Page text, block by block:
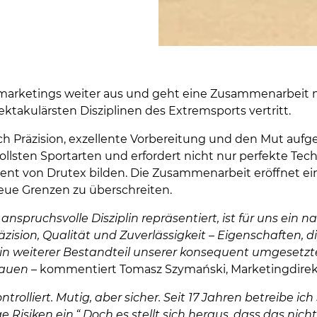
weiter aus und geht eine Zusammenarbeit
Disziplinen des Extremsports vertritt.
Präzision, exzellente Vorbereitung und den Mut
Sportarten und erfordert nicht nur perfekte
von Drutex bilden. Die Zusammenarbeit eröffnet
Grenzen zu überschreiten.
Disziplin repräsentiert, ist für uns ein
Qualität und Zuverlässigkeit –
weiterer Bestandteil unserer konsequent
– kommentiert Tomasz Szymański,
Mutig, aber sicher. Seit 17 Jahren betreibe
ein.“ Doch es stellt sich heraus, dass das